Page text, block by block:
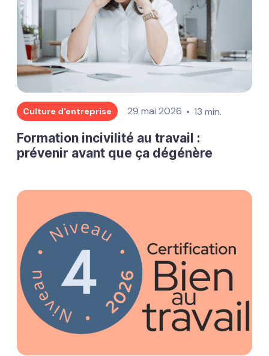
Culture d'entreprise 29 mai 2026 13 min.
Formation incivilité au travail :
prévenir avant que ça dégénère